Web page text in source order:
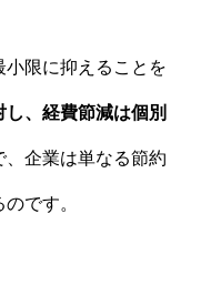
限に抑えることを
、経費節減は個別
、企業は単なる節約
です。